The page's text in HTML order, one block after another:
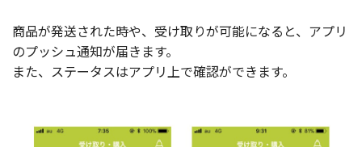
商品が発送された時や、受け取りが可能になると、アプリ
のプッシュ通知が届きます。
また、ステータスはアプリ上で確認ができます。